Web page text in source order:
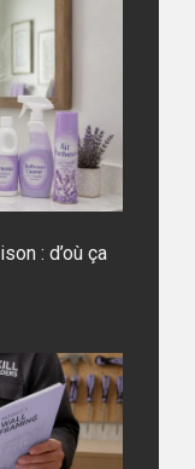
: d’où ça